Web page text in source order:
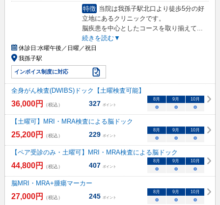
特徴 当院は我孫子駅北口より徒歩5分の好
立地にあるクリニックです。
脳疾患を中心としたコースを取り揃えて...
続きを読む▼
休診日:水曜午後／日曜／祝日
我孫子駅
インボイス制度に対応
全身がん検査(DWIBS)ドック【土曜検査可能】
36,000円 （税込） 327 ポイント
8月 9月 10月
○ ○ ○
【土曜可】MRI・MRA検査による脳ドック
25,200円 （税込） 229 ポイント
8月 9月 10月
○ ○ ○
【ペア受診のみ・土曜可】MRI・MRA検査による脳ドック
44,800円 （税込） 407 ポイント
8月 9月 10月
○ ○ ○
脳MRI・MRA+腫瘍マーカー
27,000円 （税込） 245 ポイント
8月 9月 10月
○ ○ ○